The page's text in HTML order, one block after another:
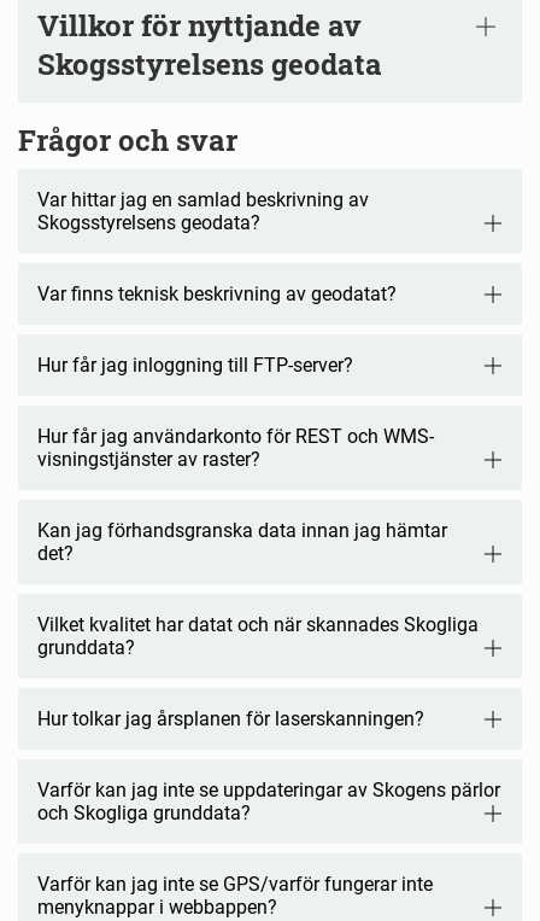
Villkor för nyttjande av
Skogsstyrelsens geodata
Frågor och svar
Var hittar jag en samlad beskrivning av
Skogsstyrelsens geodata?
Var finns teknisk beskrivning av geodatat?
Hur får jag inloggning till FTP-server?
Hur får jag användarkonto för REST och WMS-
visningstjänster av raster?
Kan jag förhandsgranska data innan jag hämtar
det?
Vilket kvalitet har datat och när skannades Skogliga
grunddata?
Hur tolkar jag årsplanen för laserskanningen?
Varför kan jag inte se uppdateringar av Skogens pärlor
och Skogliga grunddata?
Varför kan jag inte se GPS/varför fungerar inte
menyknappar i webbappen?